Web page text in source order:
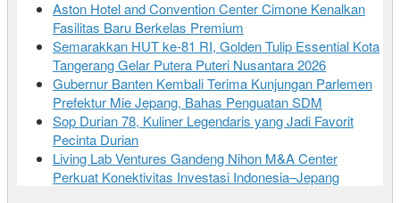
Aston Hotel and Convention Center Cimone Kenalkan
Fasilitas Baru Berkelas Premium
Semarakkan HUT ke-81 RI, Golden Tulip Essential Kota
Tangerang Gelar Putera Puteri Nusantara 2026
Gubernur Banten Kembali Terima Kunjungan Parlemen
Prefektur Mie Jepang, Bahas Penguatan SDM
Sop Durian 78, Kuliner Legendaris yang Jadi Favorit
Pecinta Durian
Living Lab Ventures Gandeng Nihon M&A Center
Perkuat Konektivitas Investasi Indonesia–Jepang